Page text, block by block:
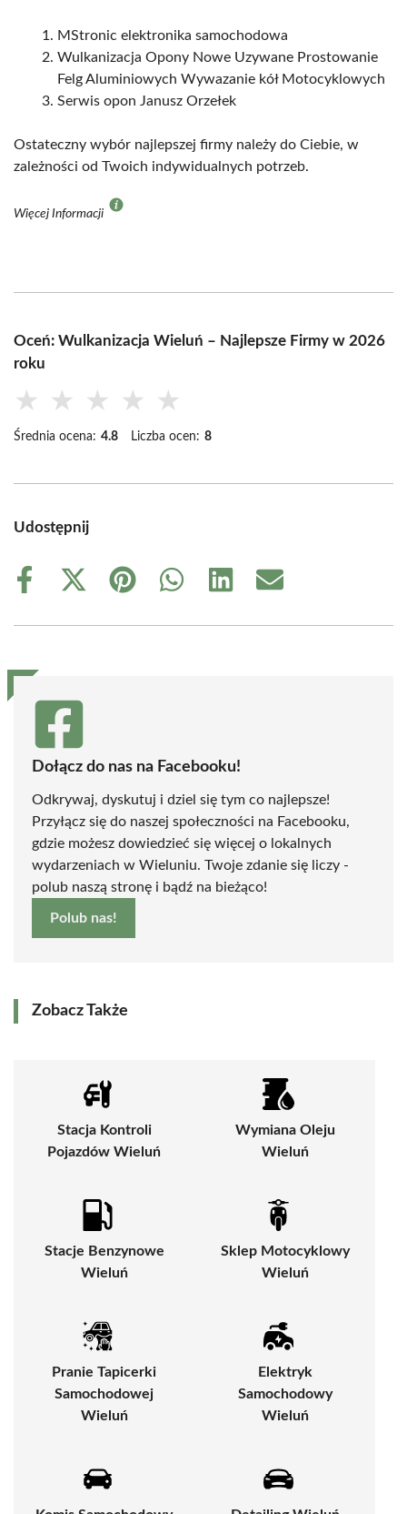
MStronic elektronika samochodowa
Wulkanizacja Opony Nowe Uzywane Prostowanie
Felg Aluminiowych Wywazanie kół Motocyklowych
Serwis opon Janusz Orzełek
Ostateczny wybór najlepszej firmy należy do Ciebie, w
zależności od Twoich indywidualnych potrzeb.
Więcej Informacji
Oceń: Wulkanizacja Wieluń – Najlepsze Firmy w 2026
roku
★ ★ ★ ★ ★
Średnia ocena: 4.8 Liczba ocen: 8
Udostępnij
Share
Share
(Twitter)
Share
Share
Share
Share
Dołącz do nas na Facebooku!
Odkrywaj, dyskutuj i dziel się tym co najlepsze!
Przyłącz się do naszej społeczności na Facebooku,
gdzie możesz dowiedzieć się więcej o lokalnych
wydarzeniach w Wieluniu. Twoje zdanie się liczy -
polub naszą stronę i bądź na bieżąco!
Polub nas!
Zobacz Także
Stacja Kontroli
Pojazdów Wieluń
Wymiana Oleju
Wieluń
Stacje Benzynowe
Wieluń
Sklep Motocyklowy
Wieluń
Pranie Tapicerki
Samochodowej
Wieluń
Elektryk
Samochodowy
Wieluń